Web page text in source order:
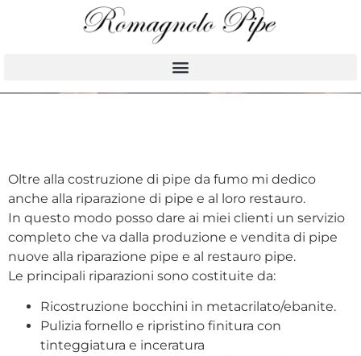
Oltre alla costruzione di pipe da fumo mi dedico
anche alla riparazione di pipe e al loro restauro.
In questo modo posso dare ai miei clienti un servizio
completo che va dalla produzione e vendita di pipe
nuove alla riparazione pipe e al restauro pipe.
Le principali riparazioni sono costituite da:
Ricostruzione bocchini in metacrilato/ebanite.
Pulizia fornello e ripristino finitura con
tinteggiatura e inceratura